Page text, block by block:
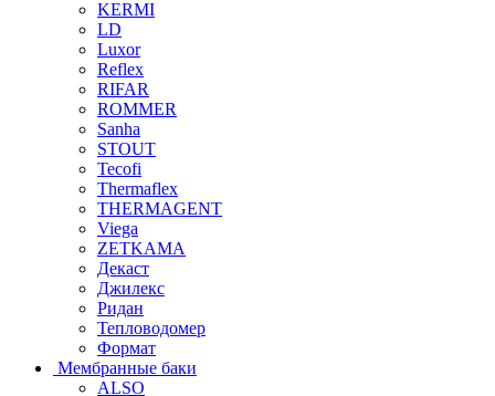
KERMI
LD
Luxor
Reflex
RIFAR
ROMMER
Sanha
STOUT
Tecofi
Thermaflex
THERMAGENT
Viega
ZETKAMA
Декаст
Джилекс
Ридан
Тепловодомер
Формат
Мембранные баки
ALSO